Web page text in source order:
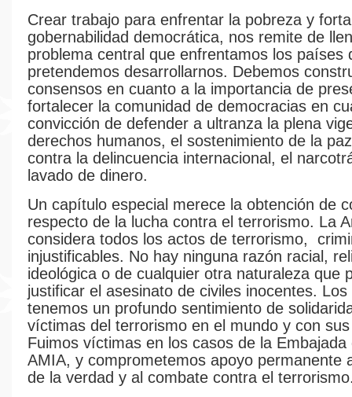
Crear trabajo para enfrentar la pobreza y
gobernabilidad democrática, nos remite de
problema central que enfrentamos los países
pretendemos desarrollarnos. Debemos
consensos en cuanto a la importancia de
fortalecer la comunidad de democracias en
convicción de defender a ultranza la plena
derechos humanos, el sostenimiento de la
contra la delincuencia internacional, el
lavado de dinero.
Un capítulo especial merece la obtención de
respecto de la lucha contra el terrorismo. La
considera todos los actos de terrorismo,
injustificables. No hay ninguna razón racial,
ideológica o de cualquier otra naturaleza que
justificar el asesinato de civiles inocentes.
tenemos un profundo sentimiento de
víctimas del terrorismo en el mundo y con
Fuimos víctimas en los casos de la
AMIA, y comprometemos apoyo permanente
de la verdad y al combate contra el